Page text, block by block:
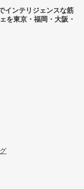
インテリジェンスな筋
を東京・福岡・大阪・